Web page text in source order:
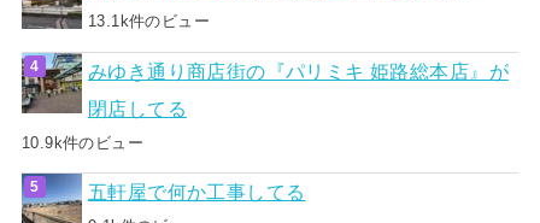
13.1k件のビュー
みゆき通り商店街の『パリミキ 姫路総本店』が
閉店してる
10.9k件のビュー
五軒屋で何か工事してる